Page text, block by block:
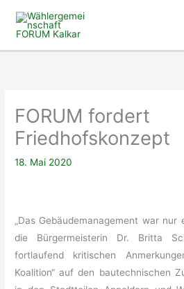
Inhalt
FORUM fordert
Friedhofskonzept
18. Mai 2020
„Das Gebäudemanagement war nur
die Bürgermeisterin Dr. Britta
fortlaufend kritischen
Koalition“ auf den bautechnischen